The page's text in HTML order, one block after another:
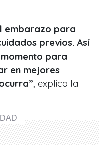
embarazo para
previos. Así
para
en mejores
, explica la